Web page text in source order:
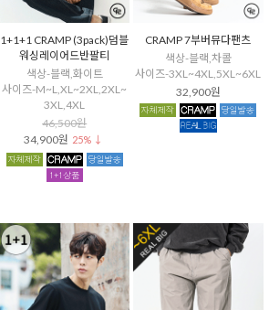
1+1+1 CRAMP (3pack)덤블
워싱레이어드반팔티
색상-블랙,화이트
사이즈-M~L,XL~2XL,2XL~
3XL,4XL
46,500원
34,900원 25% ↓
CRAMP 7부버뮤다팬츠
색상-블랙,차콜
사이즈-3XL~4XL,5XL~6XL
32,900원